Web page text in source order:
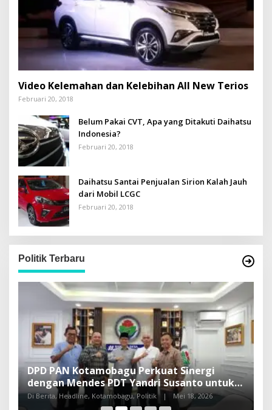
Video Kelemahan dan Kelebihan All New Terios
Februari 20, 2018
Belum Pakai CVT, Apa yang Ditakuti Daihatsu
Indonesia?
Februari 20, 2018
Daihatsu Santai Penjualan Sirion Kalah Jauh
dari Mobil LCGC
Februari 20, 2018
Politik Terbaru
DPD PAN Kotamobagu Perkuat Sinergi
dengan Mendes PDT Yandri Susanto untuk
Pembangunan Sulut
Di Berita, Headline, Kotamobagu, Politik | Mei 18, 2026